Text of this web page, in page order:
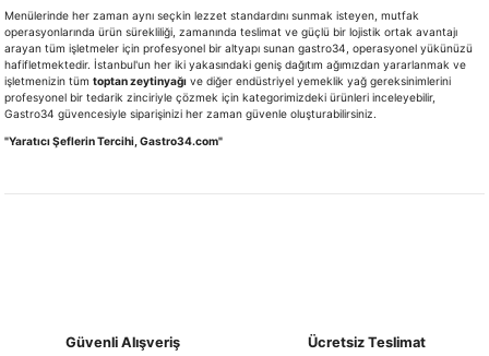
Menülerinde her zaman aynı seçkin lezzet standardını sunmak isteyen, mutfak
operasyonlarında ürün sürekliliği, zamanında teslimat ve güçlü bir lojistik ortak avantajı
arayan tüm işletmeler için profesyonel bir altyapı sunan gastro34, operasyonel yükünüzü
hafifletmektedir. İstanbul'un her iki yakasındaki geniş dağıtım ağımızdan yararlanmak ve
işletmenizin tüm toptan zeytinyağı ve diğer endüstriyel yemeklik yağ gereksinimlerini
profesyonel bir tedarik zinciriyle çözmek için kategorimizdeki ürünleri inceleyebilir,
Gastro34 güvencesiyle siparişinizi her zaman güvenle oluşturabilirsiniz.
"Yaratıcı Şeflerin Tercihi, Gastro34.com"
Güvenli Alışveriş Ücretsiz Teslimat